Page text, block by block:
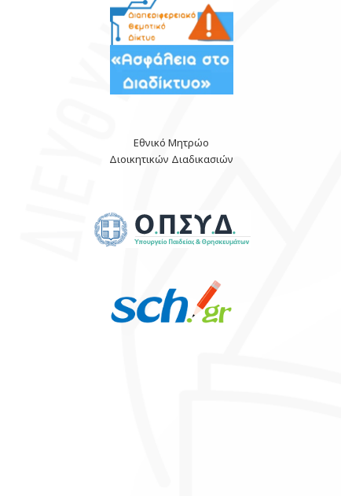
Εθνικό Μητρώο
Διοικητικών Διαδικασιών